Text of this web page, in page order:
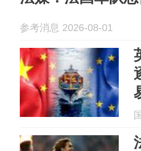
参考消息 2026-08-01